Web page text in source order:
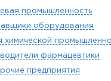
промышленность
оборудования
химической
фармацевтики
предприятия